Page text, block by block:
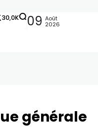
30,0K 09 Août
2026
générale